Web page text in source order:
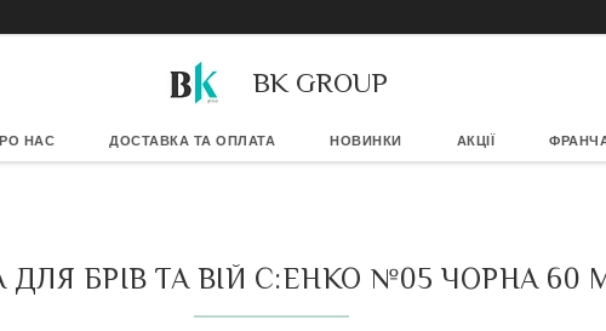
BK GROUP
НАС ДОСТАВКА ТА ОПЛАТА НОВИНКИ АКЦІЇ
БРІВ ТА ВІЙ C:EHKO №05 ЧОРНА 60